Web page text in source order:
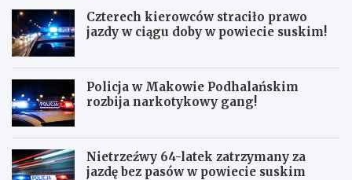
Czterech kierowców straciło prawo
jazdy w ciągu doby w powiecie suskim!
Policja w Makowie Podhalańskim
rozbija narkotykowy gang!
Nietrzeźwy 64-latek zatrzymany za
jazdę bez pasów w powiecie suskim